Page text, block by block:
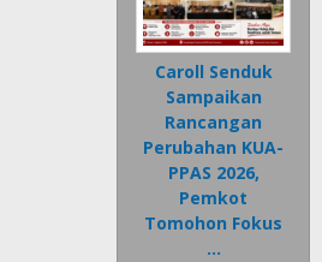
Caroll Senduk
Sampaikan
Rancangan
Perubahan KUA-
PPAS 2026,
Pemkot
Tomohon Fokus
…